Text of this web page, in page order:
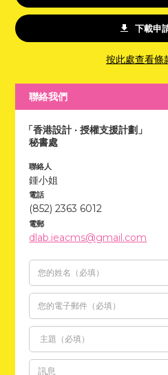
下載申
按此處查看條
聯絡我們
「香港設計 ‧ 授權支援計劃」
秘書處
聯絡人
鍾小姐
電話
(852) 2363 6012
電郵
dlab.ieacms@gmail.com